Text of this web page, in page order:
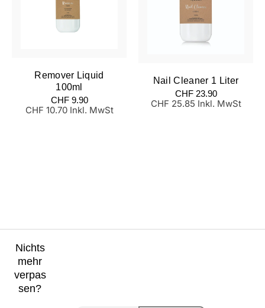
Remover Liquid
100ml
Normaler
Preis
CHF 9.90
CHF 10.70 Inkl. MwSt
Nail Cleaner 1 Liter
Normaler
Preis
CHF 23.90
CHF 25.85 Inkl. MwSt
Nichts
mehr
verpas
sen?